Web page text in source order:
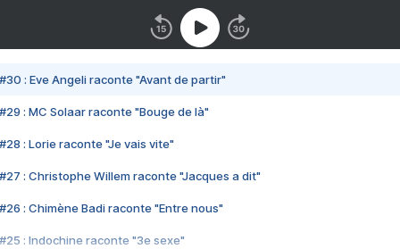
#30 : Eve Angeli raconte "Avant de partir"
#29 : MC Solaar raconte "Bouge de là"
#28 : Lorie raconte "Je vais vite"
#27 : Christophe Willem raconte "Jacques a dit"
#26 : Chimène Badi raconte "Entre nous"
#25 : Indochine raconte "3e sexe"